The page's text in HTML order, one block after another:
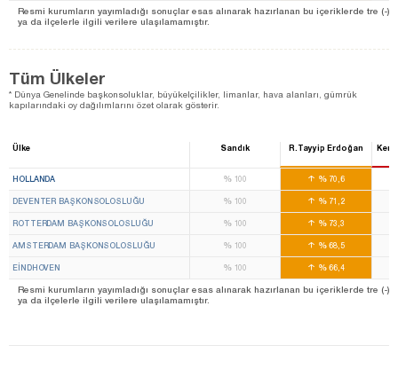
Resmi kurumların yayımladığı sonuçlar esas alınarak hazırlanan bu içeriklerde tre (-)
ya da ilçelerle ilgili verilere ulaşılamamıştır.
Tüm Ülkeler
* Dünya Genelinde başkonsoluklar, büyükelçilikler, limanlar, hava alanları, gümrük
kapılarındaki oy dağılımlarını özet olarak gösterir.
Ülke Sandık R.Tayyip Erdoğan
HOLLANDA %100 %70,6
DEVENTER BAŞKONSOLOSLUĞU %100 %71,2
ROTTERDAM BAŞKONSOLOSLUĞU %100 %73,3
AMSTERDAM BAŞKONSOLOSLUĞU %100 %68,5
EINDHOVEN %100 %66,4
Resmi kurumların yayımladığı sonuçlar esas alınarak hazırlanan bu içeriklerde tre (-)
ya da ilçelerle ilgili verilere ulaşılamamıştır.